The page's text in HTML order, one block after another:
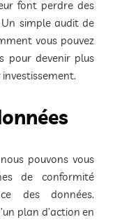
font perdre des
simple audit de
vous pouvez
pour devenir plus
pouvons vous
de conformité
des données.
plan d’action en